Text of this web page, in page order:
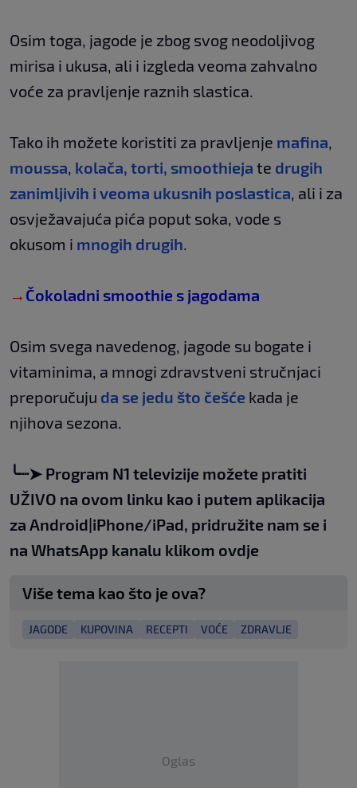
Osim toga, jagode je zbog svog neodoljivog
mirisa i ukusa, ali i izgleda veoma zahvalno
voće za pravljenje raznih slastica.
Tako ih možete koristiti za pravljenje mafina,
moussa, kolača, torti, smoothieja te drugih
zanimljivih i veoma ukusnih poslastica, ali i za
osvježavajuća pića poput soka, vode s
okusom i mnogih drugih.
→ Čokoladni smoothie s jagodama
Osim svega navedenog, jagode su bogate i
vitaminima, a mnogi zdravstveni stručnjaci
preporučuju da se jedu što češće kada je
njihova sezona.
╰┈➤ Program N1 televizije možete pratiti
UŽIVO na ovom linku kao i putem aplikacija
za Android iPhone/iPad, pridružite nam se i
na WhatsApp kanalu klikom ovdje
Više tema kao što je ova?
JAGODE KUPOVINA RECEPTI VOĆE ZDRAVLJE
Oglas